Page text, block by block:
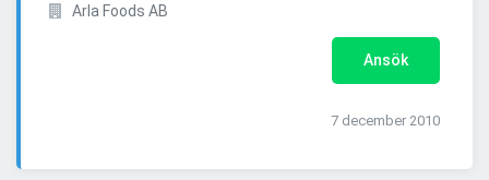
Arla Foods AB
Ansök
7 december 2010